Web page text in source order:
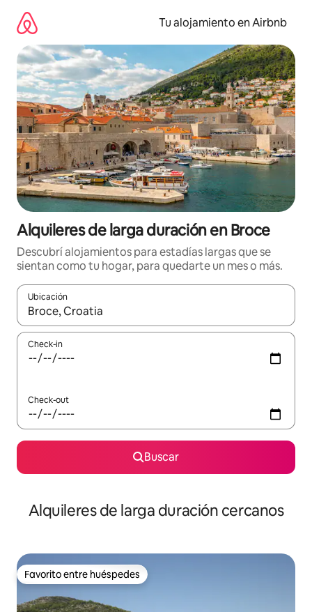
contenido
Tu alojamiento en Airbnb
Alquileres de larga duración en Broce
Descubrí alojamientos para estadías largas que se
sientan como tu hogar, para quedarte un mes o más.
Ubicación
Cuando los resultados estén disponibles, navegá con las
Check-in
Check-out
Buscar
Alquileres de larga duración cercanos
Favorito entre huéspedes
Favorito entre huéspedes